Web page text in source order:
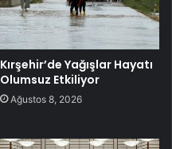
Kırşehir’de Yağışlar Hayatı
Olumsuz Etkiliyor
Ağustos 8, 2026